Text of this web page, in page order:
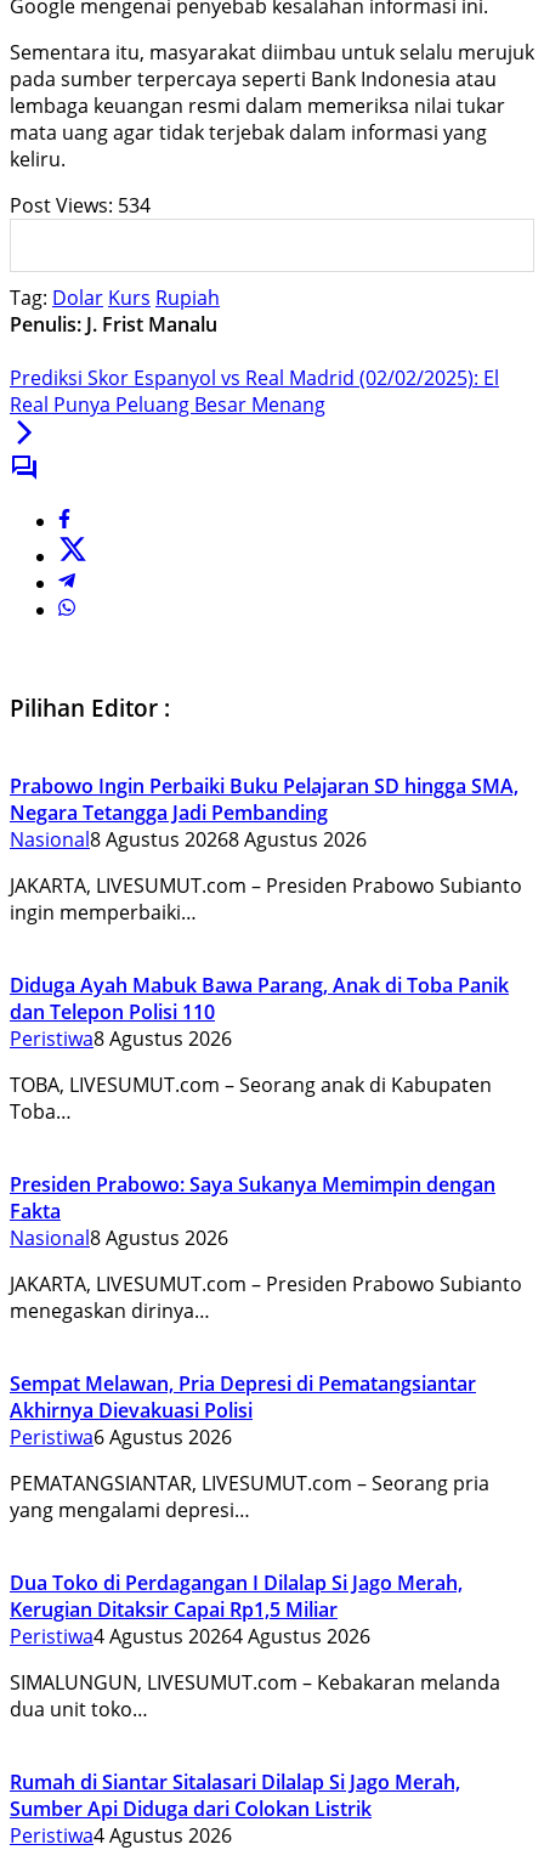
Google mengenai penyebab kesalahan informasi ini.
Sementara itu, masyarakat diimbau untuk selalu merujuk
pada sumber terpercaya seperti Bank Indonesia atau
lembaga keuangan resmi dalam memeriksa nilai tukar
mata uang agar tidak terjebak dalam informasi yang
keliru.
Post Views: 534
Tag: Dolar Kurs Rupiah
Penulis: J. Frist Manalu
Prediksi Skor Espanyol vs Real Madrid (02/02/2025): El
Real Punya Peluang Besar Menang
Pilihan Editor :
Prabowo Ingin Perbaiki Buku Pelajaran SD hingga SMA,
Negara Tetangga Jadi Pembanding
Nasional8 Agustus 20268 Agustus 2026
JAKARTA, LIVESUMUT.com – Presiden Prabowo Subianto
ingin memperbaiki…
Diduga Ayah Mabuk Bawa Parang, Anak di Toba Panik
dan Telepon Polisi 110
Peristiwa8 Agustus 2026
TOBA, LIVESUMUT.com – Seorang anak di Kabupaten
Toba…
Presiden Prabowo: Saya Sukanya Memimpin dengan
Fakta
Nasional8 Agustus 2026
JAKARTA, LIVESUMUT.com – Presiden Prabowo Subianto
menegaskan dirinya…
Sempat Melawan, Pria Depresi di Pematangsiantar
Akhirnya Dievakuasi Polisi
Peristiwa6 Agustus 2026
PEMATANGSIANTAR, LIVESUMUT.com – Seorang pria
yang mengalami depresi…
Dua Toko di Perdagangan I Dilalap Si Jago Merah,
Kerugian Ditaksir Capai Rp1,5 Miliar
Peristiwa4 Agustus 20264 Agustus 2026
SIMALUNGUN, LIVESUMUT.com – Kebakaran melanda
dua unit toko…
Rumah di Siantar Sitalasari Dilalap Si Jago Merah,
Sumber Api Diduga dari Colokan Listrik
Peristiwa4 Agustus 2026